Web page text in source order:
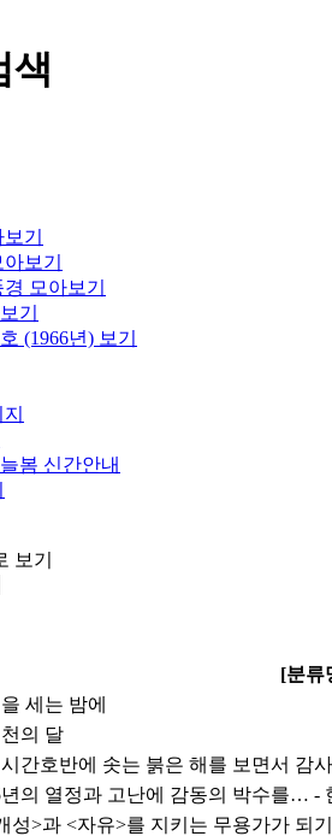
색
기
보기
모아보기
기
(1966년) 보기
봄 신간안내
보기
[분류
세는 밤에
의 달
간호반에 솟는 붉은 해를 보면서 감
의 열정과 고난에 감동의 박수를… -
성>과 <자유>를 지키는 무용가가 되